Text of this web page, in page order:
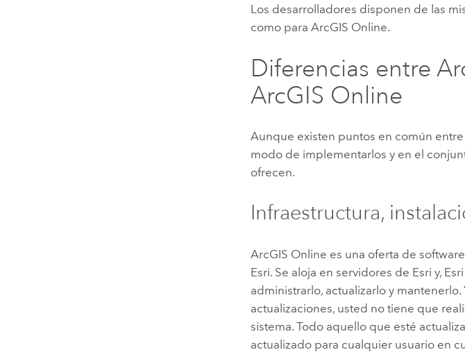
Los desarrolladores disponen de las
como paraArcGIS Online.
Diferencias entre
ArcGIS Online
Aunque existen puntos en común
modo de implementarlos y en el
ofrecen.
Infraestructura,
ArcGIS Online es una oferta de
Esri. Se aloja en servidores de Esri y, Esri
administrarlo, actualizarlo y mantenerlo.
actualizaciones, usted no tiene que
sistema. Todo aquello que esté
actualizado para cualquier usuario en